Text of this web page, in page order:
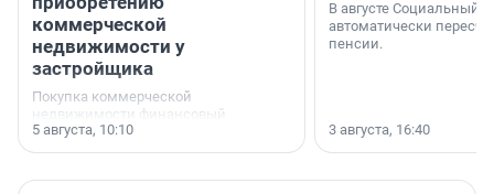
коммерческой
недвижимости у
застройщика
Покупка коммерческой
недвижимости финансовый
инструмент, доступный для многих
предпринимателей. Будь то новый
или готовый арендный бизнес —
5 августа, 10:10
В августе Социальный
автоматически
пенсии.
3 августа, 16:40